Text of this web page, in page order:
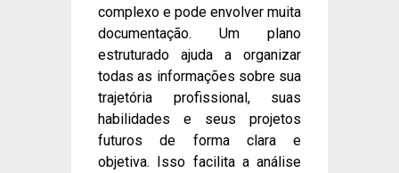
complexo e pode envolver muita
documentação. Um plano
estruturado ajuda a organizar
todas as informações sobre sua
trajetória profissional, suas
habilidades e seus projetos
futuros de forma clara e
objetiva. Isso facilita a análise